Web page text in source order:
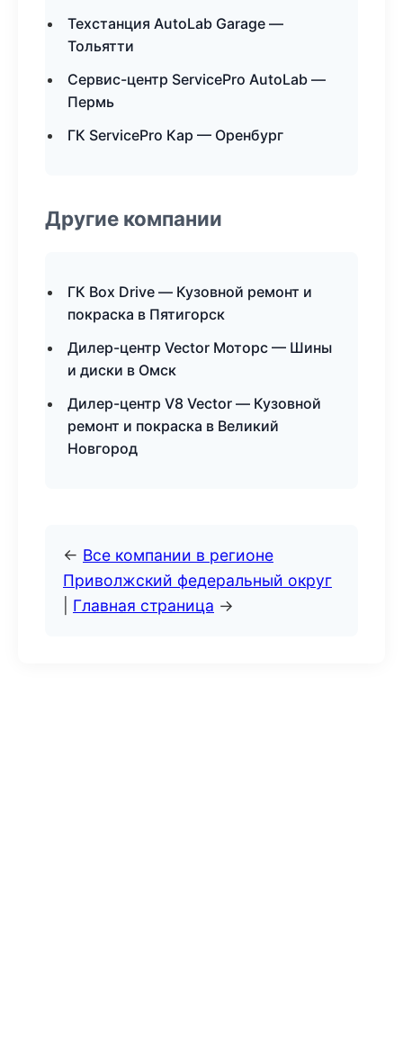
Техстанция AutoLab Garage —
Тольятти
Сервис-центр ServicePro AutoLab —
Пермь
ГК ServicePro Кар — Оренбург
Другие компании
ГК Box Drive — Кузовной ремонт и
покраска в Пятигорск
Дилер-центр Vector Моторс — Шины
и диски в Омск
Дилер-центр V8 Vector — Кузовной
ремонт и покраска в Великий
Новгород
← Все компании в регионе
Приволжский федеральный округ
Главная страница →